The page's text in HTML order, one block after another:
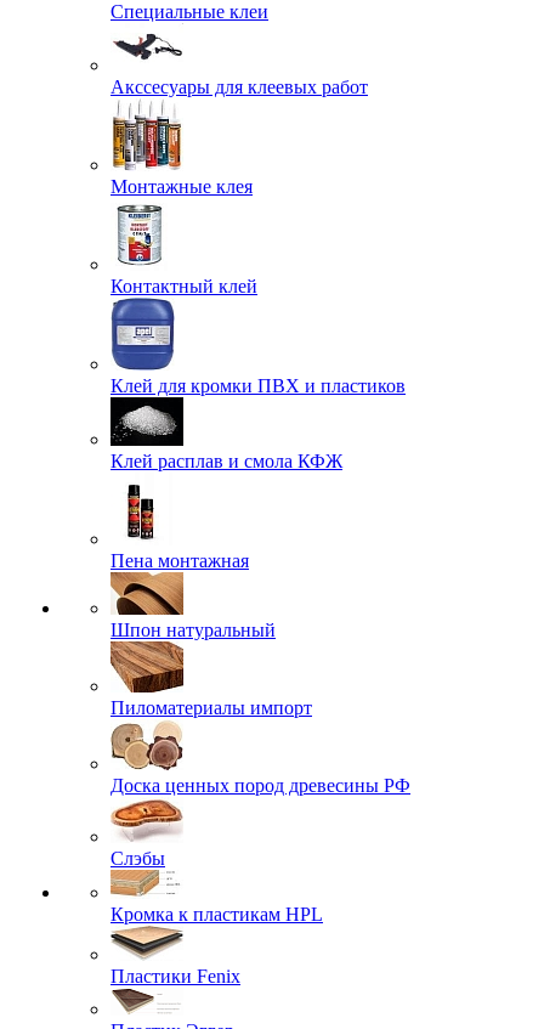
Специальные клеи
Акссесуары для клеевых работ
Монтажные клея
Контактный клей
Клей для кромки ПВХ и пластиков
Клей расплав и смола КФЖ
Пена монтажная
Шпон натуральный
Пиломатериалы импорт
Доска ценных пород древесины РФ
Слэбы
Кромка к пластикам HPL
Пластики Fenix